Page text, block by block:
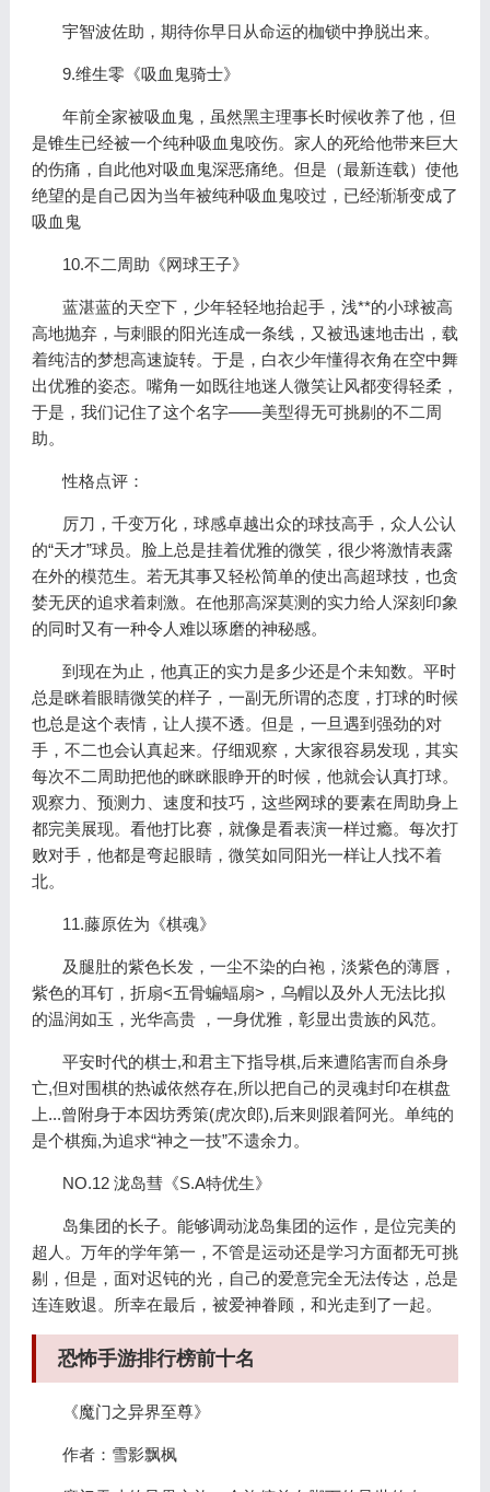
宇智波佐助，期待你早日从命运的枷锁中挣脱出来。
9.维生零《吸血鬼骑士》
年前全家被吸血鬼，虽然黑主理事长时候收养了他，但
是锥生已经被一个纯种吸血鬼咬伤。家人的死给他带来巨大
的伤痛，自此他对吸血鬼深恶痛绝。但是（最新连载）使他
绝望的是自己因为当年被纯种吸血鬼咬过，已经渐渐变成了
吸血鬼
10.不二周助《网球王子》
蓝湛蓝的天空下，少年轻轻地抬起手，浅**的小球被高
高地抛弃，与刺眼的阳光连成一条线，又被迅速地击出，载
着纯洁的梦想高速旋转。于是，白衣少年懂得衣角在空中舞
出优雅的姿态。嘴角一如既往地迷人微笑让风都变得轻柔，
于是，我们记住了这个名字——美型得无可挑剔的不二周
助。
性格点评：
厉刀，千变万化，球感卓越出众的球技高手，众人公认
的“天才”球员。脸上总是挂着优雅的微笑，很少将激情表露
在外的模范生。若无其事又轻松简单的使出高超球技，也贪
婪无厌的追求着刺激。在他那高深莫测的实力给人深刻印象
的同时又有一种令人难以琢磨的神秘感。
到现在为止，他真正的实力是多少还是个未知数。平时
总是眯着眼睛微笑的样子，一副无所谓的态度，打球的时候
也总是这个表情，让人摸不透。但是，一旦遇到强劲的对
手，不二也会认真起来。仔细观察，大家很容易发现，其实
每次不二周助把他的眯眯眼睁开的时候，他就会认真打球。
观察力、预测力、速度和技巧，这些网球的要素在周助身上
都完美展现。看他打比赛，就像是看表演一样过瘾。每次打
败对手，他都是弯起眼睛，微笑如同阳光一样让人找不着
北。
11.藤原佐为《棋魂》
及腿肚的紫色长发，一尘不染的白袍，淡紫色的薄唇，
紫色的耳钉，折扇<五骨蝙蝠扇>，乌帽以及外人无法比拟
的温润如玉，光华高贵 ，一身优雅，彰显出贵族的风范。
平安时代的棋士,和君主下指导棋,后来遭陷害而自杀身
亡,但对围棋的热诚依然存在,所以把自己的灵魂封印在棋盘
上...曾附身于本因坊秀策(虎次郎),后来则跟着阿光。单纯的
是个棋痴,为追求“神之一技”不遗余力。
NO.12 泷岛彗《S.A特优生》
岛集团的长子。能够调动泷岛集团的运作，是位完美的
超人。万年的学年第一，不管是运动还是学习方面都无可挑
剔，但是，面对迟钝的光，自己的爱意完全无法传达，总是
连连败退。所幸在最后，被爱神眷顾，和光走到了一起。
恐怖手游排行榜前十名
《魔门之异界至尊》
作者：雪影飘枫